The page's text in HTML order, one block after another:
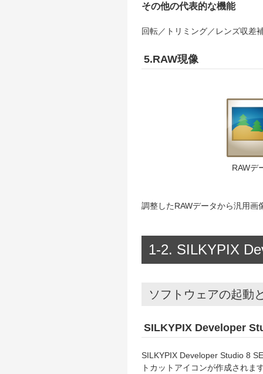
その他の代表的な機能
回転／トリミング／レンズ収差
5.RAW現像
RAWデ
調整したRAWデータから汎用
1-2. SILKYPIX
ソフトウェアの起動
SILKYPIX Developer
SILKYPIX Developer Studio 8
トカットアイコンが作成されま